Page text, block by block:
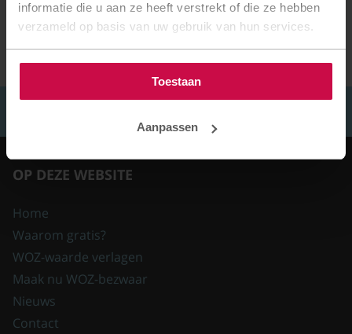
informatie die u aan ze heeft verstrekt of die ze hebben
verzameld op basis van uw gebruik van hun services.
Toestaan
Aanpassen
OP DEZE WEBSITE
Home
Waarom gratis?
WOZ-waarde verlagen
Maak nu WOZ-bezwaar
Nieuws
Contact